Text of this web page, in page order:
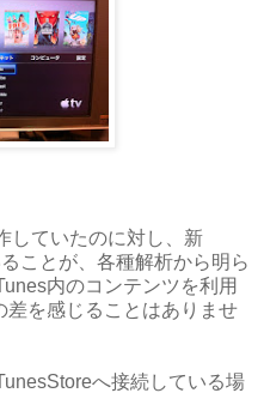
していたのに対し、新
ことが、各種解析から明ら
内のコンテンツを利用
を感じることはありませ
へ接続している場